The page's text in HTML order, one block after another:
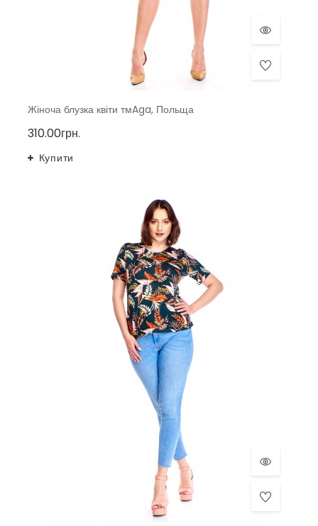
Жіноча блузка квіти тмAga, Польща
310.00грн.
Купити